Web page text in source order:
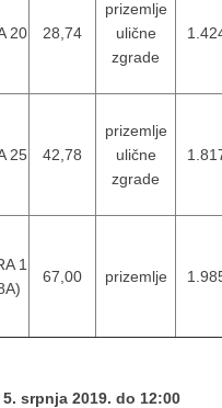
20 28,74
prizemlje
ulične
zgrade
25 42,78
prizemlje
ulične
zgrade
1
67,00 prizemlje
5. srpnja 2019. do 12:00